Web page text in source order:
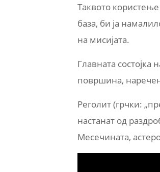
Таквото
база, би ја
на мисијата.
Главната
површина,
Реголит (грчки:
настанат од
Месечината,